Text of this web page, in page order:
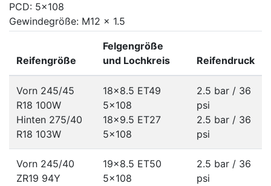
PCD: 5x108
Gewindegröße: M12 x 1.5
Reifengröße
Felgengröße
und Lochkreis
Reifendruck
Vorn 245/45
R18 100W
Hinten 275/40
R18 103W
18x8.5 ET49
5x108
18x9.5 ET27
5x108
2.5 bar / 36
psi
2.5 bar / 36
psi
Vorn 245/40
ZR19 94Y
19x8.5 ET50
5x108
2.5 bar / 36
psi